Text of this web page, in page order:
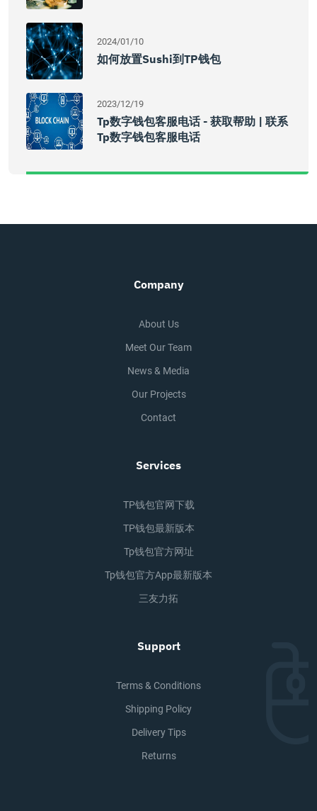
2024/01/10
如何放置Sushi到TP钱包
2023/12/19
Tp数字钱包客服电话 - 获取帮助 | 联系
Tp数字钱包客服电话
Company
About Us
Meet Our Team
News & Media
Our Projects
Contact
Services
TP钱包官网下载
TP钱包最新版本
Tp钱包官方网址
Tp钱包官方app最新版本
三友力拓
Support
Terms & Conditions
Shipping Policy
Delivery Tips
Returns